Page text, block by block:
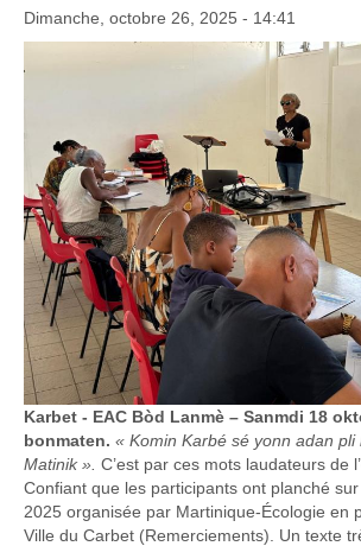
Dimanche, octobre 26, 2025 - 14:41
Karbet - EAC Bòd Lanmè – Sanmdi 18
bonmaten. « Komin Karbé sé yonn adan pli
Matinik ». C’est par ces mots laudateurs de
Confiant que les participants ont planché
2025 organisée par Martinique-Écologie en
Ville du Carbet (Remerciements). Un texte